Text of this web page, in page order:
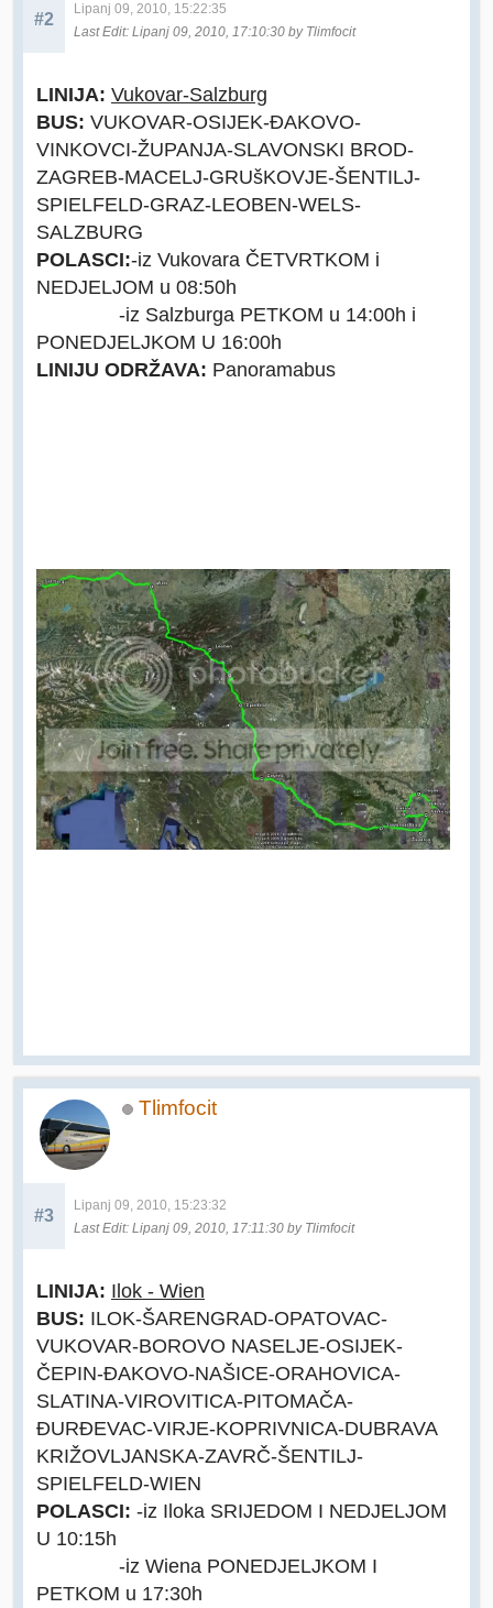
#2
Lipanj 09, 2010, 15:22:35
Last Edit: Lipanj 09, 2010, 17:10:30 by Tlimfocit
LINIJA: Vukovar-Salzburg
BUS: VUKOVAR-OSIJEK-ĐAKOVO-
VINKOVCI-ŽUPANJA-SLAVONSKI BROD-
ZAGREB-MACELJ-GRUšKOVJE-ŠENTILJ-
SPIELFELD-GRAZ-LEOBEN-WELS-
SALZBURG
POLASCI:-iz Vukovara ČETVRTKOM i
NEDJELJOM u 08:50h
-iz Salzburga PETKOM u 14:00h i
PONEDJELJKOM U 16:00h
LINIJU ODRŽAVA: Panoramabus
Tlimfocit
#3
Lipanj 09, 2010, 15:23:32
Last Edit: Lipanj 09, 2010, 17:11:30 by Tlimfocit
LINIJA: Ilok - Wien
BUS: ILOK-ŠARENGRAD-OPATOVAC-
VUKOVAR-BOROVO NASELJE-OSIJEK-
ČEPIN-ĐAKOVO-NAŠICE-ORAHOVICA-
SLATINA-VIROVITICA-PITOMAČA-
ĐURĐEVAC-VIRJE-KOPRIVNICA-DUBRAVA
KRIŽOVLJANSKA-ZAVRČ-ŠENTILJ-
SPIELFELD-WIEN
POLASCI: -iz Iloka SRIJEDOM I NEDJELJOM
U 10:15h
-iz Wiena PONEDJELJKOM I
PETKOM u 17:30h